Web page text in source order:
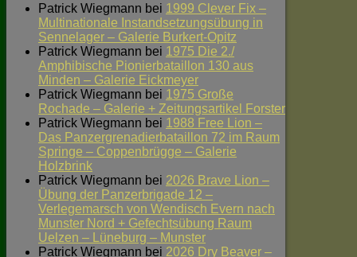
Patrick Wiegmann bei 1999 Clever Fix –
Multinationale Instandsetzungsübung in
Sennelager – Galerie Burkert-Opitz
Patrick Wiegmann bei 1975 Die 2./
Amphibische Pionierbataillon 130 aus
Minden – Galerie Eickmeyer
Patrick Wiegmann bei 1975 Große
Rochade – Galerie + Zeitungsartikel Forster
Patrick Wiegmann bei 1988 Free Lion –
Das Panzergrenadierbataillon 72 im Raum
Springe – Coppenbrügge – Galerie
Holzbrink
Patrick Wiegmann bei 2026 Brave Lion –
Übung der Panzerbrigade 12 –
Verlegemarsch von Wendisch Evern nach
Munster Nord + Gefechtsübung Raum
Uelzen – Lüneburg – Munster
Patrick Wiegmann bei 2026 Dry Beaver –